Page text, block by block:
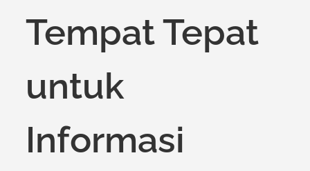
Tempat Tepat
untuk
Informasi